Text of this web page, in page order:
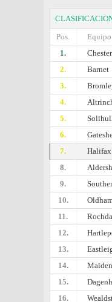
Pos.
Equipo
1.
2.
Barnet
3.
4.
5.
6.
7.
Halifax
8.
9.
10.
11.
12.
13.
14.
15.
16.